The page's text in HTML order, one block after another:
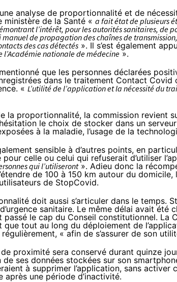
analyse de proportionnalité et de
ministère de la Santé « a fait état de plusieurs
l’intérêt, pour les autorités sanitaires, de
de propagation des chaînes de
des cas détectés ». Il s’est également
l’Académie nationale de médecine ».
que les personnes déclarées
dans le traitement Contact
« L’utilité de l’application et la nécessité du
la proportionnalité, la commission revient
le choix de stocker dans un
à la maladie, l’usage de la
sensible à d’autres points, en
celle ou celui qui refuserait d’utiliser
qui l’utiliseront». Adieu donc la
de 100 à 150 km autour du domicile,
de StopCovid.
doit aussi s’articuler dans le temps.
sanitaire. Le même délai avait
passé le cap du Conseil constitutionnel. La
que tout au long du déploiement de
régulièrement, « afin de s’assurer de son
de proximité sera conservé durant quinze
de ses données stockées sur son
à supprimer l’application, sans
après une période d’inactivité.